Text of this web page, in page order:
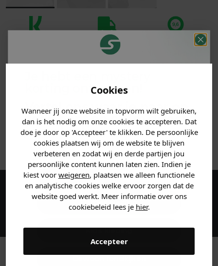
Cookies
Wanneer jij onze website in topvorm wilt gebruiken,
dan is het nodig om onze cookies te accepteren. Dat
doe je door op 'Accepteer' te klikken. De persoonlijke
cookies plaatsen wij om de website te blijven
verbeteren en zodat wij en derde partijen jou
persoonlijke content kunnen laten zien. Indien je
kiest voor weigeren, plaatsen we alleen functionele
en analytische cookies welke ervoor zorgen dat de
website goed werkt. Meer informatie over ons
cookiebeleid lees je hier.
Accepteer
Voor 23:59 besteld
is morgen in huis!*
met een 9,6!
PRODUCTINFORMATIE
MATERIAAL & WASVOORSCHRIFT
ANDERE BESTELDEN OOK
Maak een account aan en ontvang 5%
korting op je eerste bestelling!
korting ontvangen!
Vertel ons waar je naar op
zoek bent en claim direct
jouwkorting.
Heren kleding
Dames kleding
Kids kleding